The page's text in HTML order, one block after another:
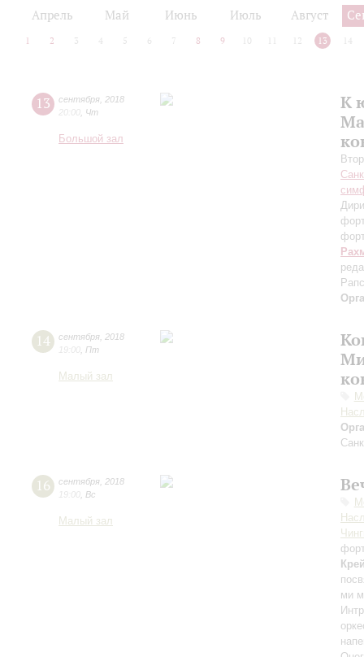
Апрель Май Июнь Июль Август
1 2 3 4 5 6 7 8 9 10 12 13 14
13 сентября 2018
20:00 Чт
Большой зал
К
14 сентября 2018
19:00 Пт
Малый зал
16 сентября 2018
19:00 Вс
Малый зал
ми